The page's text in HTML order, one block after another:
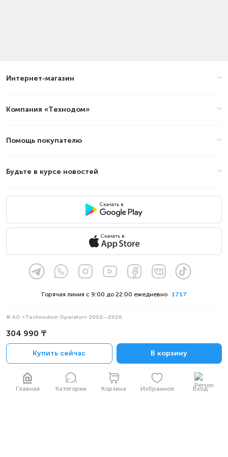
Главная Категории Корзина Избранное Вход
304 990 ₸
Купить сейчас В корзину
Интернет-магазин
Компания «Технодом»
Помощь покупателю
Будьте в курсе новостей
Скачать в
Скачать в
1717
Горячая линия с 9:00 до 22:00 ежедневно
© АО «Technodom Operator» 2002—2026
Политика конфиденциальности